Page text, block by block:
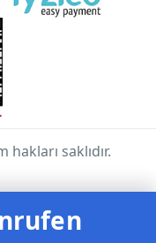
saklıdır.